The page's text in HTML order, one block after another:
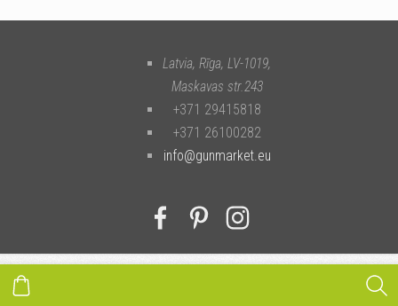
Latvia, Rīga, LV-1019,
Maskavas str.243
+371 29415818
+371 26100282
info@gunmarket.eu